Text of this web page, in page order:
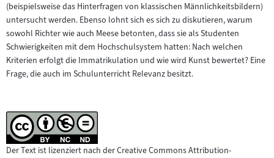
(beispielsweise das Hinterfragen von klassischen Männlichkeitsbildern)
untersucht werden. Ebenso lohnt sich es sich zu diskutieren, warum
sowohl Richter wie auch Meese betonten, dass sie als Studenten
Schwierigkeiten mit dem Hochschulsystem hatten: Nach welchen
Kriterien erfolgt die Immatrikulation und wie wird Kunst bewertet? Eine
Frage, die auch im Schulunterricht Relevanz besitzt.
Der Text ist lizenziert nach der Creative Commons Attribution-